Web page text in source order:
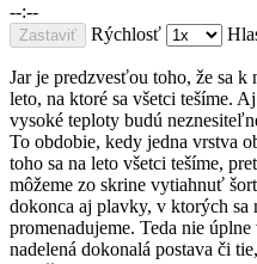
--:--
Zastaviť Rýchlosť
Jar je predzvesťou toho, že sa
leto, na ktoré sa všetci tešíme.
vysoké teploty budú
To obdobie, kedy jedna vrstva
toho sa na leto všetci tešíme,
môžeme zo skrine vytiahnuť
dokonca aj plavky, v ktorých
promenadujeme. Teda nie
nadelená dokonalá postava či